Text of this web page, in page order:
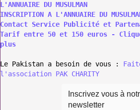
L'ANNUAIRE DU MUSULMAN
INSCRIPTION A L'ANNUAIRE DU
Contact Service Publicité et
Tarif entre 50 et 150 euros -
plus
Le Pakistan a besoin de vous :
l'association PAK CHARITY
Inscrivez vous à
newsletter